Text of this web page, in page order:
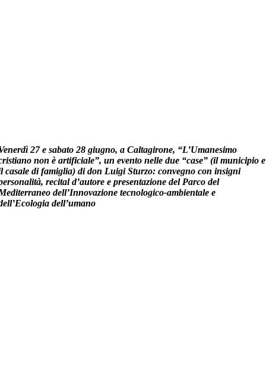
27 e sabato 28 giugno, a Caltagirone, “L’Umanesimo
non è artificiale”, un evento nelle due “case” (il municipio e
casale di famiglia) di don Luigi Sturzo: convegno con insigni
recital d’autore e presentazione del Parco del
dell’Innovazione tecnologico-ambientale e
dell’umano